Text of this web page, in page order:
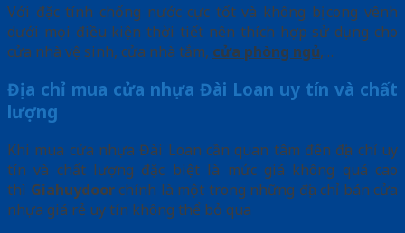
Với đặc tính chống nước cực tốt và không bị cong vênh
dưới mọi điều kiện thời tiết nên thích hợp sử dụng cho
cửa nhà vệ sinh, cửa nhà tắm, cửa phòng ngủ,…
Địa chỉ mua cửa nhựa Đài Loan uy tín và chất
lượng
Khi mua cửa nhựa Đài Loan cần quan tâm đến địa chỉ uy
tín và chất lượng đặc biệt là mức giá không quá cao
thì Giahuydoorchính là một trong những địa chỉ bán cửa
nhựa giá rẻ uy tín không thể bỏ qua